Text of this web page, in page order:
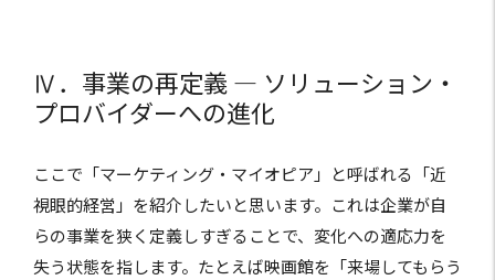
Ⅳ．事業の再定義 ― ソリューション・
プロバイダーへの進化
ここで「マーケティング・マイオピア」と呼ばれる「近
視眼的経営」を紹介したいと思います。これは企業が自
らの事業を狭く定義しすぎることで、変化への適応力を
失う状態を指します。たとえば映画館を「来場してもらう